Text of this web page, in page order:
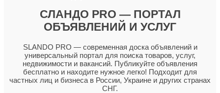
СЛАНДО PRO — ПОРТАЛ
ОБЪЯВЛЕНИЙ И УСЛУГ
SLANDO PRO — современная доска объявлений и
универсальный портал для поиска товаров, услуг,
недвижимости и вакансий. Публикуйте объявления
бесплатно и находите нужное легко! Подходит для
частных лиц и бизнеса в России, Украине и других странах
СНГ.